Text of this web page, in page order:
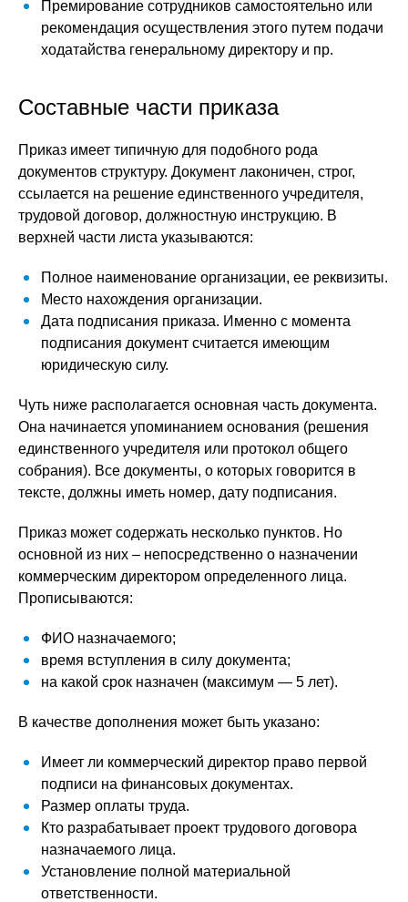
Премирование сотрудников самостоятельно или
рекомендация осуществления этого путем подачи
ходатайства генеральному директору и пр.
Составные части приказа
Приказ имеет типичную для подобного рода
документов структуру. Документ лаконичен, строг,
ссылается на решение единственного учредителя,
трудовой договор, должностную инструкцию. В
верхней части листа указываются:
Полное наименование организации, ее реквизиты.
Место нахождения организации.
Дата подписания приказа. Именно с момента
подписания документ считается имеющим
юридическую силу.
Чуть ниже располагается основная часть документа.
Она начинается упоминанием основания (решения
единственного учредителя или протокол общего
собрания). Все документы, о которых говорится в
тексте, должны иметь номер, дату подписания.
Приказ может содержать несколько пунктов. Но
основной из них – непосредственно о назначении
коммерческим директором определенного лица.
Прописываются:
ФИО назначаемого;
время вступления в силу документа;
на какой срок назначен (максимум — 5 лет).
В качестве дополнения может быть указано:
Имеет ли коммерческий директор право первой
подписи на финансовых документах.
Размер оплаты труда.
Кто разрабатывает проект трудового договора
назначаемого лица.
Установление полной материальной
ответственности.